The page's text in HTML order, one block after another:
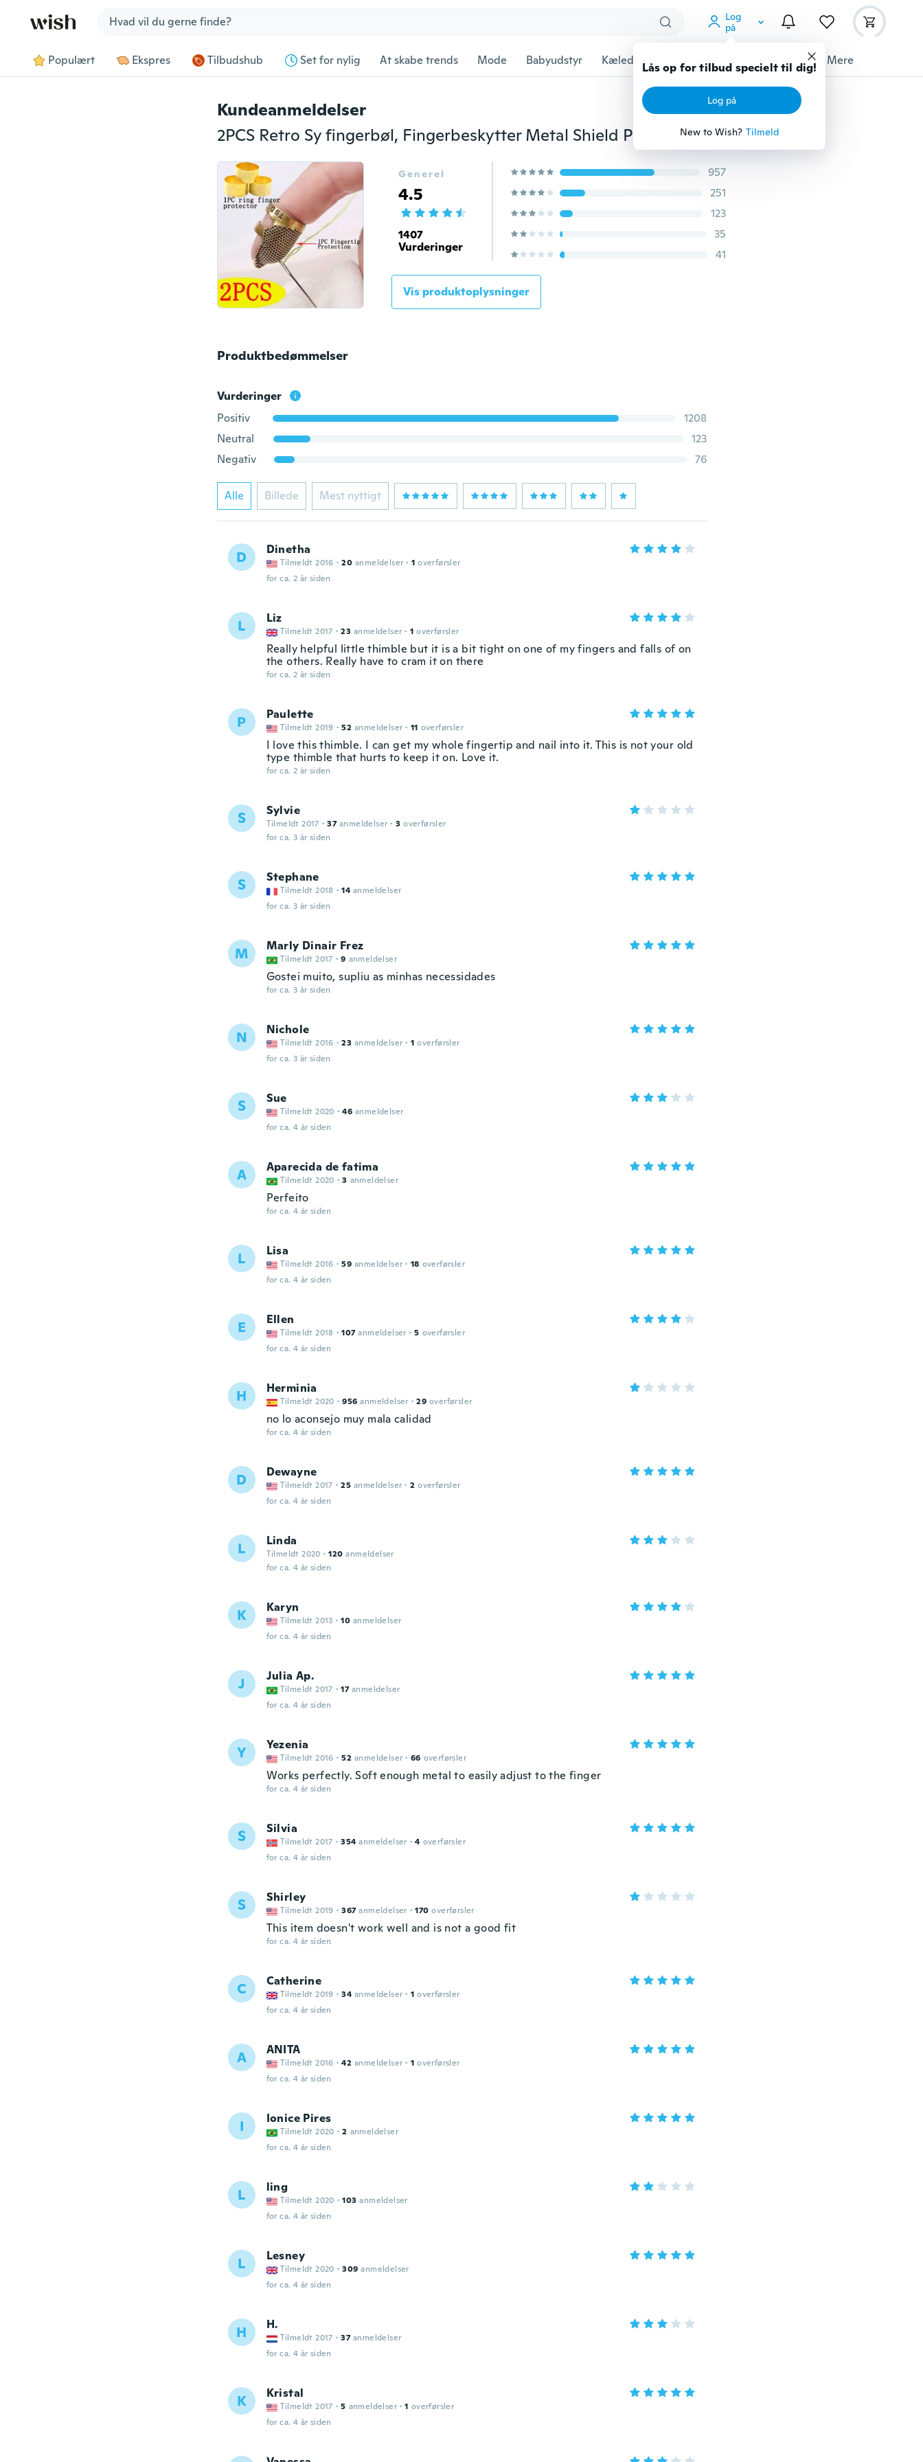
Log
på
Lås op for tilbud specielt til dig!
Log på
New to Wish? Tilmeld
Populært Ekspres Tilbudshub Set for nylig At skabe trends Mode Babyudstyr Kæledyrstilbehør Gadgets Værktøj Mere
Kundeanmeldelser
2PCS Retro Sy fingerbøl, Fingerbeskytter Metal Shield Protector Fingertip Fingerbøl Pin Nåle Partner Syværktøj
Generel
4.5
1407
Vurderinger
957
251
123
35
41
Vis produktoplysninger
Produktbedømmelser
Vurderinger
Positiv
1208
Neutral
123
Negativ
76
Alle Billede Mest nyttigt
D Dinetha
Tilmeldt 2016 · 20 anmeldelser · 1 overførsler
for ca. 2 år siden
L Liz
Tilmeldt 2017 · 23 anmeldelser · 1 overførsler
Really helpful little thimble but it is a bit tight on one of my fingers and falls of on
the others. Really have to cram it on there
for ca. 2 år siden
P Paulette
Tilmeldt 2019 · 52 anmeldelser · 11 overførsler
I love this thimble. I can get my whole fingertip and nail into it. This is not your old
type thimble that hurts to keep it on. Love it.
for ca. 2 år siden
S Sylvie
Tilmeldt 2017 · 37 anmeldelser · 3 overførsler
for ca. 3 år siden
S Stephane
Tilmeldt 2018 · 14 anmeldelser
for ca. 3 år siden
M Marly Dinair Frez
Tilmeldt 2017 · 9 anmeldelser
Gostei muito, supliu as minhas necessidades
for ca. 3 år siden
N Nichole
Tilmeldt 2016 · 23 anmeldelser · 1 overførsler
for ca. 3 år siden
S Sue
Tilmeldt 2020 · 46 anmeldelser
for ca. 4 år siden
A Aparecida de fatima
Tilmeldt 2020 · 3 anmeldelser
Perfeito
for ca. 4 år siden
L Lisa
Tilmeldt 2016 · 59 anmeldelser · 18 overførsler
for ca. 4 år siden
E Ellen
Tilmeldt 2018 · 107 anmeldelser · 5 overførsler
for ca. 4 år siden
H Herminia
Tilmeldt 2020 · 956 anmeldelser · 29 overførsler
no lo aconsejo muy mala calidad
for ca. 4 år siden
D Dewayne
Tilmeldt 2017 · 25 anmeldelser · 2 overførsler
for ca. 4 år siden
L Linda
Tilmeldt 2020 · 120 anmeldelser
for ca. 4 år siden
K Karyn
Tilmeldt 2013 · 10 anmeldelser
for ca. 4 år siden
J Julia Ap.
Tilmeldt 2017 · 17 anmeldelser
for ca. 4 år siden
Y Yezenia
Tilmeldt 2016 · 52 anmeldelser · 66 overførsler
Works perfectly. Soft enough metal to easily adjust to the finger
for ca. 4 år siden
S Silvia
Tilmeldt 2017 · 354 anmeldelser · 4 overførsler
for ca. 4 år siden
S Shirley
Tilmeldt 2019 · 367 anmeldelser · 170 overførsler
This item doesn't work well and is not a good fit
for ca. 4 år siden
C Catherine
Tilmeldt 2019 · 34 anmeldelser · 1 overførsler
for ca. 4 år siden
A ANITA
Tilmeldt 2016 · 42 anmeldelser · 1 overførsler
for ca. 4 år siden
I Ionice Pires
Tilmeldt 2020 · 2 anmeldelser
for ca. 4 år siden
L ling
Tilmeldt 2020 · 103 anmeldelser
for ca. 4 år siden
L Lesney
Tilmeldt 2020 · 309 anmeldelser
for ca. 4 år siden
H H.
Tilmeldt 2017 · 37 anmeldelser
for ca. 4 år siden
K Kristal
Tilmeldt 2017 · 5 anmeldelser · 1 overførsler
for ca. 4 år siden